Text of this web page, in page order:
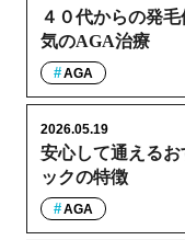
４０代からの発
気のAGA治療
AGA
安心して通える
ックの特徴
2026.05.19
AGA